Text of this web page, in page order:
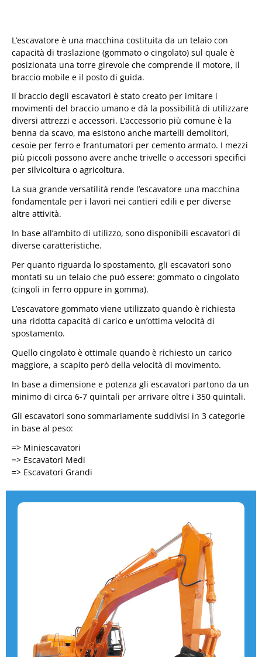
L’escavatore è una macchina costituita da un telaio con
capacità di traslazione (gommato o cingolato) sul quale è
posizionata una torre girevole che comprende il motore, il
braccio mobile e il posto di guida.
Il braccio degli escavatori è stato creato per imitare i
movimenti del braccio umano e dà la possibilità di utilizzare
diversi attrezzi e accessori. L’accessorio più comune è la
benna da scavo, ma esistono anche martelli demolitori,
cesoie per ferro e frantumatori per cemento armato. I mezzi
più piccoli possono avere anche trivelle o accessori specifici
per silvicoltura o agricoltura.
La sua grande versatilità rende l’escavatore una macchina
fondamentale per i lavori nei cantieri edili e per diverse
altre attività.
In base all’ambito di utilizzo, sono disponibili escavatori di
diverse caratteristiche.
Per quanto riguarda lo spostamento, gli escavatori sono
montati su un telaio che può essere: gommato o cingolato
(cingoli in ferro oppure in gomma).
L’escavatore gommato viene utilizzato quando è richiesta
una ridotta capacità di carico e un’ottima velocità di
spostamento.
Quello cingolato è ottimale quando è richiesto un carico
maggiore, a scapito però della velocità di movimento.
In base a dimensione e potenza gli escavatori partono da un
minimo di circa 6-7 quintali per arrivare oltre i 350 quintali.
Gli escavatori sono sommariamente suddivisi in 3 categorie
in base al peso:
=> Miniescavatori
=> Escavatori Medi
=> Escavatori Grandi